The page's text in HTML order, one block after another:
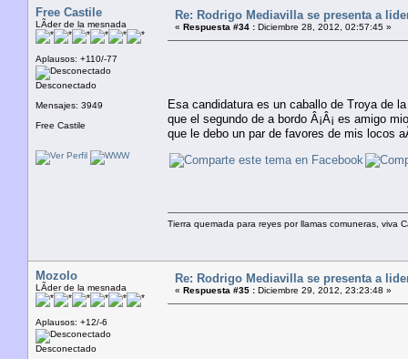
Free Castile
LÃ­der de la mesnada
Aplausos: +110/-77
Desconectado
Mensajes: 3949
Free Castile
Re: Rodrigo Mediavilla se presenta a
« Respuesta #34 : Diciembre 28, 2012, 02:57:45 »
Esa candidatura es un caballo de Troya de
que el segundo de a bordo Â¡Â¡ es amigo
que le debo un par de favores de mis locos
Tierra quemada para reyes por llamas comuneras, viva
Mozolo
LÃ­der de la mesnada
Aplausos: +12/-6
Desconectado
Re: Rodrigo Mediavilla se presenta a
« Respuesta #35 : Diciembre 29, 2012, 23:23:48 »